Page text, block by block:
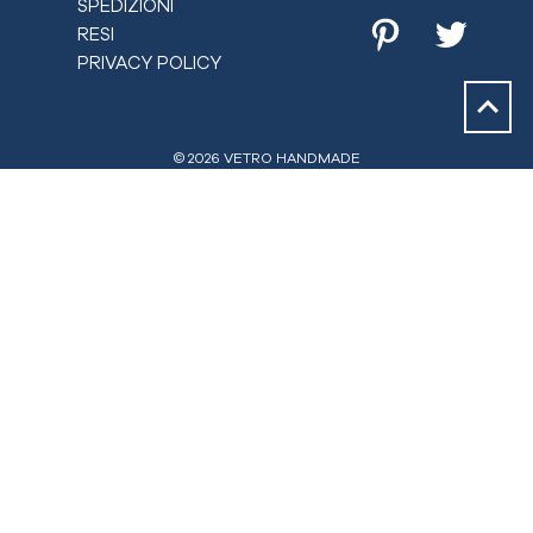
SPEDIZIONI
RESI
PRIVACY POLICY
PinterestTwitter
© 2026 VETRO HANDMADE